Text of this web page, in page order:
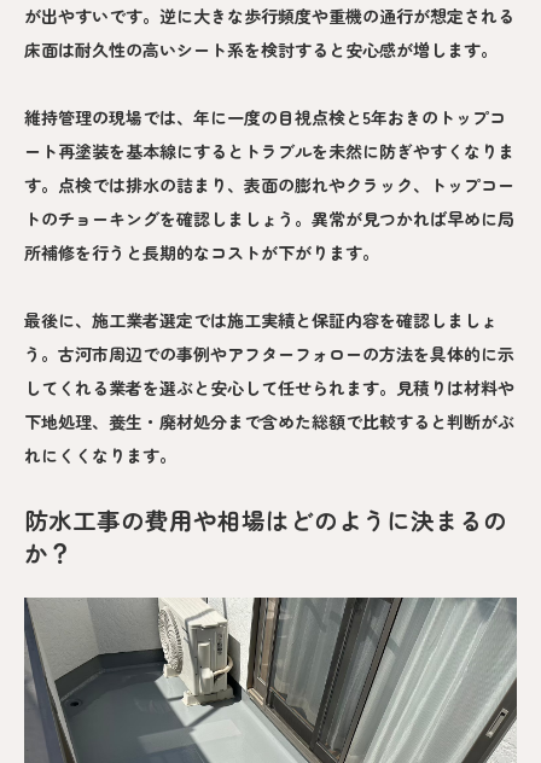
が出やすいです。逆に大きな歩行頻度や重機の通行が想定される
床面は耐久性の高いシート系を検討すると安心感が増します。
維持管理の現場では、年に一度の目視点検と5年おきのトップコ
ート再塗装を基本線にするとトラブルを未然に防ぎやすくなりま
す。点検では排水の詰まり、表面の膨れやクラック、トップコー
トのチョーキングを確認しましょう。異常が見つかれば早めに局
所補修を行うと長期的なコストが下がります。
最後に、施工業者選定では施工実績と保証内容を確認しましょ
う。古河市周辺での事例やアフターフォローの方法を具体的に示
してくれる業者を選ぶと安心して任せられます。見積りは材料や
下地処理、養生・廃材処分まで含めた総額で比較すると判断がぶ
れにくくなります。
防水工事の費用や相場はどのように決まるの
か？